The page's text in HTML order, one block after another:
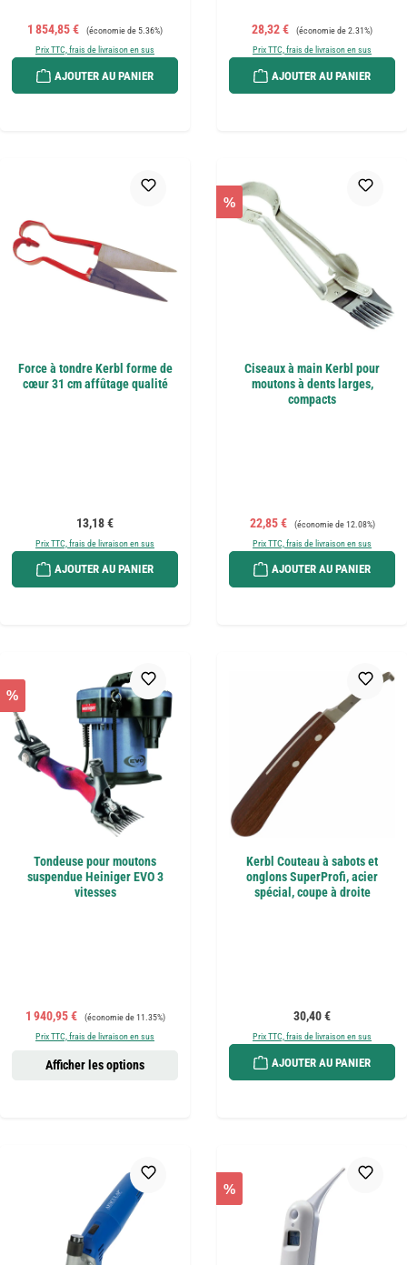
Prix de vente :
1 854,85 € Prix régulier :
(économie de 5.36%)
Prix TTC, frais de livraison en sus
AJOUTER AU PANIER
Prix de vente :
28,32 € Prix régulier :
(économie de 2.31%)
Prix TTC, frais de livraison en sus
AJOUTER AU PANIER
Force à tondre Kerbl forme de
cœur 31 cm affûtage qualité
Prix régulier :
13,18 €
Prix TTC, frais de livraison en sus
AJOUTER AU PANIER
%
Ciseaux à main Kerbl pour
moutons à dents larges,
compacts
Prix de vente :
22,85 € Prix régulier :
(économie de 12.08%)
Prix TTC, frais de livraison en sus
AJOUTER AU PANIER
%
Tondeuse pour moutons
suspendue Heiniger EVO 3
vitesses
Prix de vente :
1 940,95 € Prix régulier :
(économie de 11.35%)
Prix TTC, frais de livraison en sus
Afficher les options
Kerbl Couteau à sabots et
onglons SuperProfi, acier
spécial, coupe à droite
Prix régulier :
30,40 €
Prix TTC, frais de livraison en sus
AJOUTER AU PANIER
%